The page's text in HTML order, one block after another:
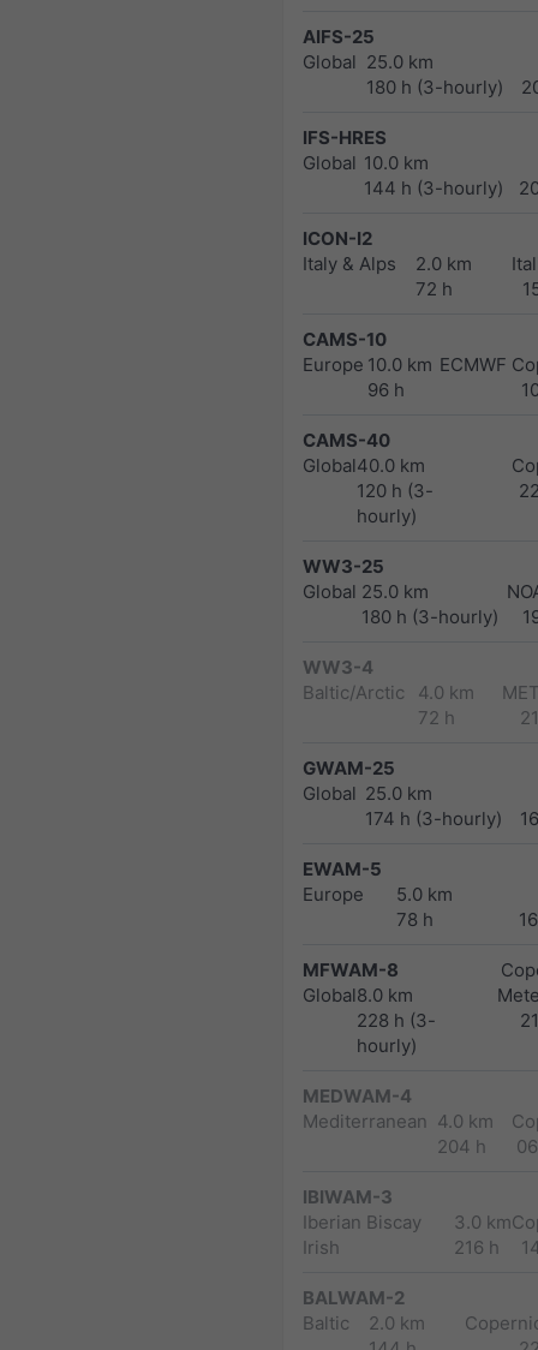
AIFS-25
Global 25.0 km
180 h (3-hourly)
IFS-HRES
Global 10.0 km
144 h (3-hourly)
ICON-I2
Italy & Alps
2.0 km
72 h
CAMS-10
Europe 10.0 km
96 h
ECMWF
CAMS-40
Global40.0 km
120 h (3-
hourly)
WW3-25
Global 25.0 km
180 h (3-hourly)
WW3-4
Baltic/Arctic
4.0 km
72 h
GWAM-25
Global 25.0 km
174 h (3-hourly)
EWAM-5
Europe
5.0 km
78 h
MFWAM-8
Global8.0 km
228 h (3-
hourly)
MEDWAM-4
Mediterranean 4.0 km
204 h
IBIWAM-3
Iberian Biscay
Irish
3.0 km
216 h
BALWAM-2
Baltic
2.0 km